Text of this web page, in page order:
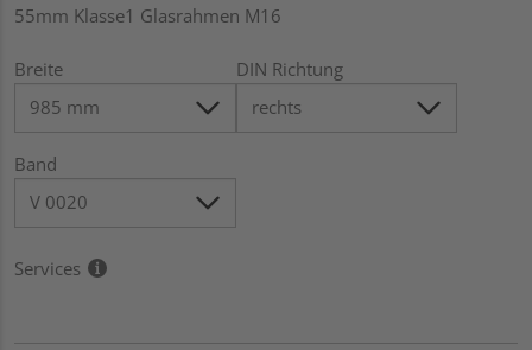
55mm Klasse1 Glasrahmen M16
Breite DIN Richtung
Band
Services